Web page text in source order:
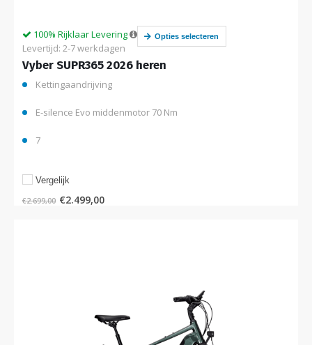
Vyber SUPR365 2026 heren
100% Rijklaar Levering
Levertijd: 2-7 werkdagen
Kettingaandrijving
E-silence Evo middenmotor 70 Nm
7
€2.699,00 €2.499,00
Opties selecteren
Vergelijk